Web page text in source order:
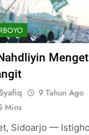
9 Tahun Ago
Mins
Sidoarjo —